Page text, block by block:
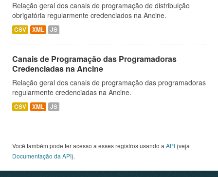
Relação geral dos canais de programação de distribuição
obrigatória regularmente credenciados na Ancine.
CSV XML JS
Canais de Programação das Programadoras
Credenciadas na Ancine
Relação geral dos canais de programação das programadoras
regularmente credenciadas na Ancine.
CSV XML JS
Você também pode ter acesso a esses registros usando a API (veja
Documentação da API).